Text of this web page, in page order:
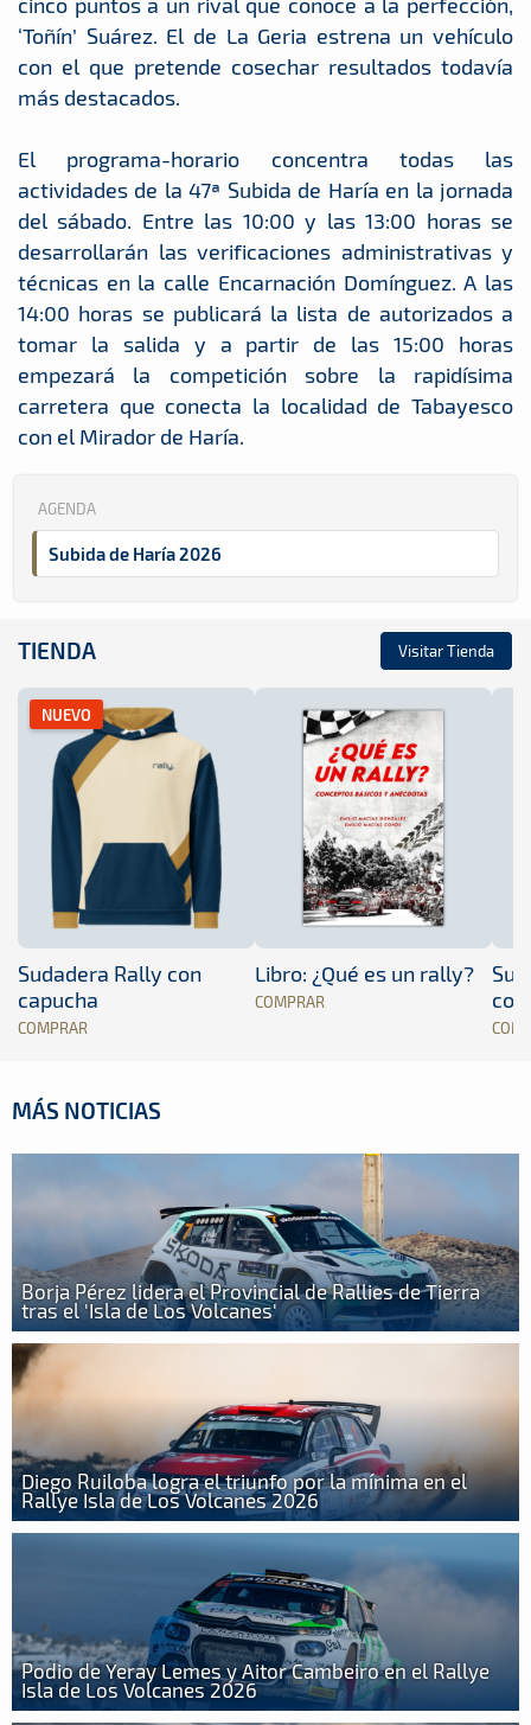
‘Toñín’ Suárez. El de La Geria estrena un vehículo
con el que pretende cosechar resultados todavía
más destacados.
El programa-horario concentra todas las
actividades de la 47ª Subida de Haría en la jornada
del sábado. Entre las 10:00 y las 13:00 horas se
desarrollarán las verificaciones administrativas y
técnicas en la calle Encarnación Domínguez. A las
14:00 horas se publicará la lista de autorizados a
tomar la salida y a partir de las 15:00 horas
empezará la competición sobre la rapidísima
carretera que conecta la localidad de Tabayesco
con el Mirador de Haría.
AGENDA
Subida de Haría 2026
TIENDA Visitar Tienda
NUEVO
Sudadera Rally con
capucha
COMPRAR
Libro: ¿Qué es un rally?
COMPRAR
MÁS NOTICIAS
Borja Pérez lidera el Provincial de Rallies de Tierra
tras el 'Isla de Los Volcanes'
Diego Ruiloba logra el triunfo por la mínima en el
Rallye Isla de Los Volcanes 2026
Podio de Yeray Lemes y Aitor Cambeiro en el Rallye
Isla de Los Volcanes 2026